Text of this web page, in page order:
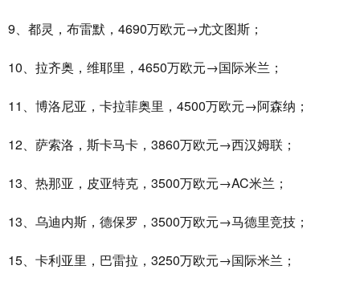
9、都灵，布雷默，4690万欧元→尤文图斯；
10、拉齐奥，维耶里，4650万欧元→国际米兰；
11、博洛尼亚，卡拉菲奥里，4500万欧元→阿森纳；
12、萨索洛，斯卡马卡，3860万欧元→西汉姆联；
13、热那亚，皮亚特克，3500万欧元→AC米兰；
13、乌迪内斯，德保罗，3500万欧元→马德里竞技；
15、卡利亚里，巴雷拉，3250万欧元→国际米兰；